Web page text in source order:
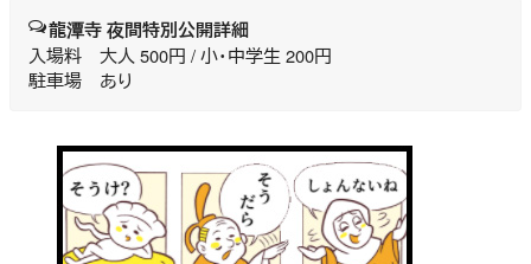
龍潭寺 夜間特別公開詳細
入場料 大人 500円 / 小・中学生 200円
駐車場 あり